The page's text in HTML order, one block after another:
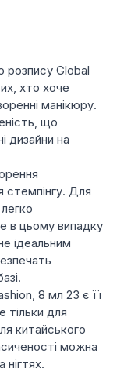
розпису Global
хто хоче
манікюру.
що
дизайни на
стемпінгу. Для
в цьому випадку
ідеальним
8 мл 23 є її
тільки для
китайського
можна
нігтях.